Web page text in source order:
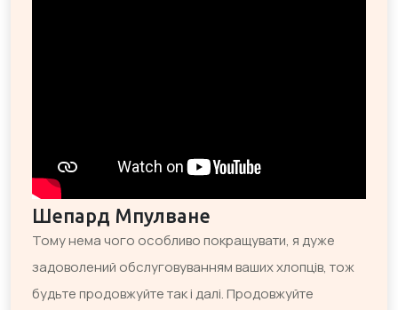
Шепард Мпулване
Тому нема чого особливо покращувати, я дуже
задоволений обслуговуванням ваших хлопців, тож
будьте продовжуйте так і далі. Продовжуйте